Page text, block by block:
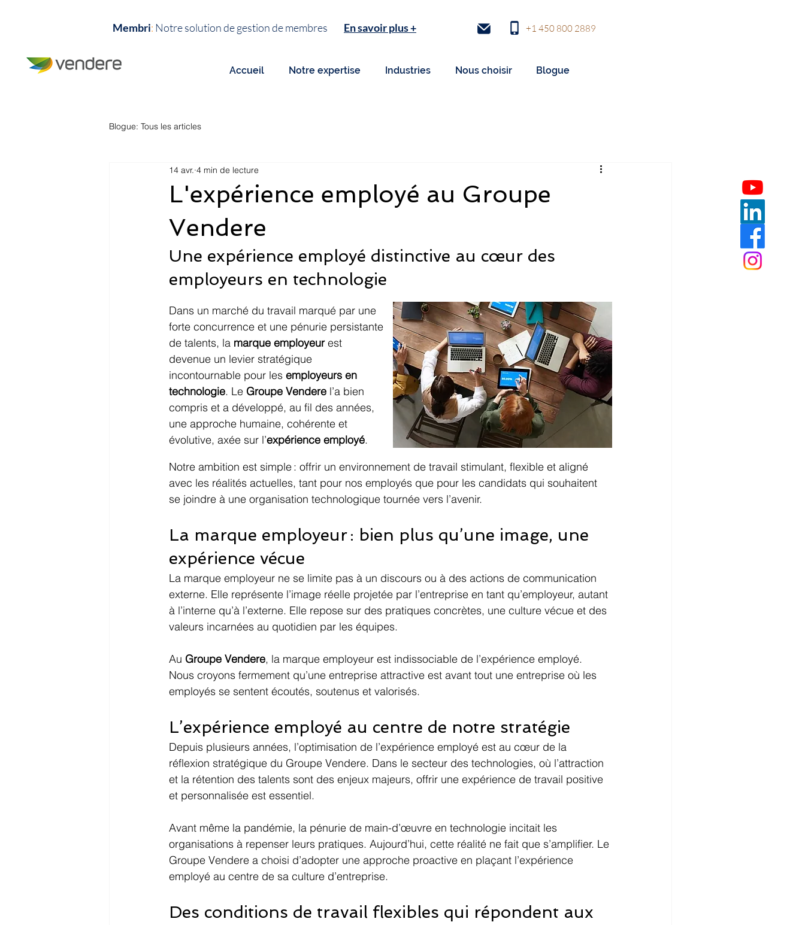
Membri: Notre solution de gestion de membres En savoir plus + +1 450 800 2889
Accueil Notre expertise Industries Nous choisir Blogue
Blogue: Tous les articles
L'expérience employé au Groupe
Vendere
14 avr. 4 min de lecture
Une expérience employé distinctive au cœur des
employeurs en technologie
Dans un marché du travail marqué par une
forte concurrence et une pénurie persistante
de talents, la marque employeur est
devenue un levier stratégique
incontournable pour les employeurs en
technologie. Le Groupe Vendere l’a bien
compris et a développé, au fil des années,
une approche humaine, cohérente et
évolutive, axée sur l’expérience employé.
Notre ambition est simple : offrir un environnement de travail stimulant, flexible et aligné
avec les réalités actuelles, tant pour nos employés que pour les candidats qui souhaitent
se joindre à une organisation technologique tournée vers l’avenir.
La marque employeur : bien plus qu’une image, une
expérience vécue
La marque employeur ne se limite pas à un discours ou à des actions de communication
externe. Elle représente l’image réelle projetée par l’entreprise en tant qu’employeur, autant
à l’interne qu’à l’externe. Elle repose sur des pratiques concrètes, une culture vécue et des
valeurs incarnées au quotidien par les équipes.
Au Groupe Vendere, la marque employeur est indissociable de l’expérience employé.
Nous croyons fermement qu’une entreprise attractive est avant tout une entreprise où les
employés se sentent écoutés, soutenus et valorisés.
L’expérience employé au centre de notre stratégie
Depuis plusieurs années, l’optimisation de l’expérience employé est au cœur de la
réflexion stratégique du Groupe Vendere. Dans le secteur des technologies, où l’attraction
et la rétention des talents sont des enjeux majeurs, offrir une expérience de travail positive
et personnalisée est essentiel.
Avant même la pandémie, la pénurie de main-d’œuvre en technologie incitait les
organisations à repenser leurs pratiques. Aujourd’hui, cette réalité ne fait que s’amplifier. Le
Groupe Vendere a choisi d’adopter une approche proactive en plaçant l’expérience
employé au centre de sa culture d’entreprise.
Des conditions de travail flexibles qui répondent aux